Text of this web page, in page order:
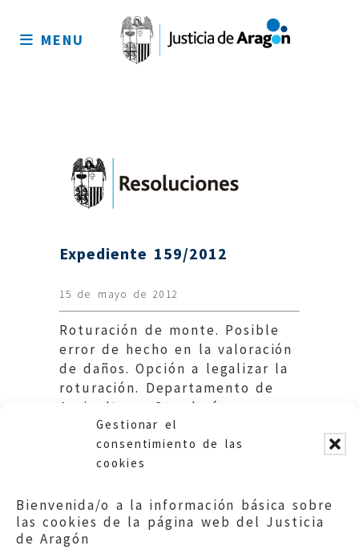
Gestionar el
consentimiento de las
cookies
Bienvenida/o a la información básica sobre
las cookies de la página web del Justicia
de Aragón
sitio
MENU
Expediente 159/2012
15 de mayo de 2012
Roturación de monte. Posible
error de hecho en la valoración
de daños. Opción a legalizar la
roturación. Departamento de
Agricultura, Ganadería y
Montes. DGA.